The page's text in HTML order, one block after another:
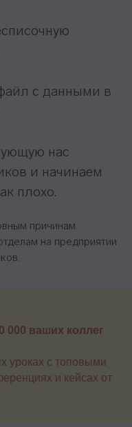
с данными в
нас
и начинаем
плохо.
причинам
на предприятии
000 ваших коллег
уроках с топовыми
и кейсах от